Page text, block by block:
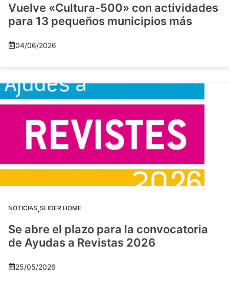
Vuelve «Cultura-500» con actividades
para 13 pequeños municipios más
04/06/2026
NOTICIAS,SLIDER HOME
Se abre el plazo para la convocatoria
de Ayudas a Revistas 2026
25/05/2026